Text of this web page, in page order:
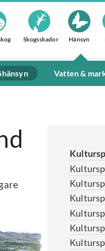
Skogsskador Hänsyn
Vatten &